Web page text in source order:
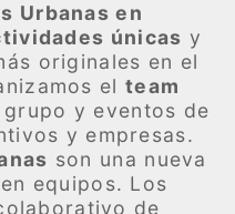
Urbanas en
únicas y
originales en el
el team
y eventos de
y empresas.
son una nueva
equipos. Los
de